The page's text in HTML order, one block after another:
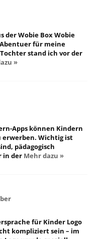
der Wobie Box Wobie
für meine
stand ich vor der
»
Apps können Kindern
erwerben. Wichtig ist
pädagogisch
in der Mehr dazu »
für Kinder Logo
kompliziert sein – im